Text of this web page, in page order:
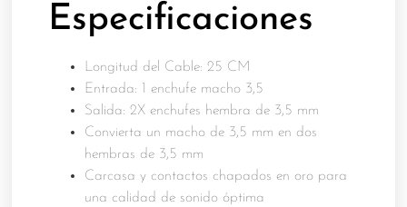
Especificaciones
Longitud del Cable: 25 CM
Entrada: 1 enchufe macho 3,5
Salida: 2X enchufes hembra de 3,5 mm
Convierta un macho de 3,5 mm en dos
hembras de 3,5 mm
Carcasa y contactos chapados en oro para
una calidad de sonido óptima